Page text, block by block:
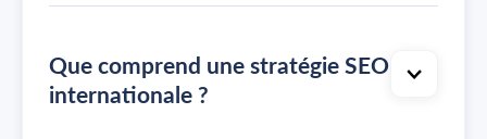
Que comprend une stratégie SEO
internationale ?